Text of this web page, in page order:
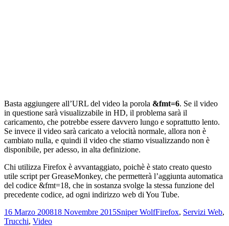
Basta aggiungere all’URL del video la porola &fmt=6. Se il video
in questione sarà visualizzabile in HD, il problema sarà il
caricamento, che potrebbe essere davvero lungo e soprattutto lento.
Se invece il video sarà caricato a velocità normale, allora non è
cambiato nulla, e quindi il video che stiamo visualizzando non è
disponibile, per adesso, in alta definizione.
Chi utilizza Firefox è avvantaggiato, poichè è stato creato questo
utile script per GreaseMonkey, che permetterà l’aggiunta automatica
del codice &fmt=18, che in sostanza svolge la stessa funzione del
precedente codice, ad ogni indirizzo web di You Tube.
Scritto
il
16 Marzo 200818 Novembre 2015Autore
Sniper WolfCategorie
Firefox, Servizi Web,
Trucchi, Video